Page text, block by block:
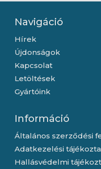
Navigáció
Hírek
Újdonságok
Kapcsolat
Letöltések
Gyártóink
Információ
Általános szerződési
Adatkezelési
Hallásvédelmi